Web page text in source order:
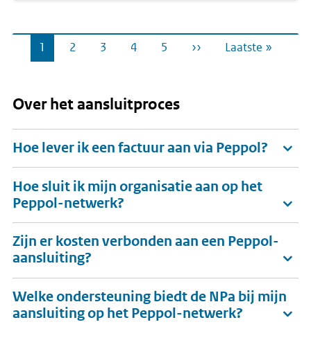
Paginering
Pagina
1 Pagina
2 Pagina
3 Pagina
4 Pagina
5
Volgende
››
Laatste
Laatste »
Over het aansluitproces
Hoe lever ik een factuur aan via Peppol?
Hoe sluit ik mijn organisatie aan op het
Peppol-netwerk?
Zijn er kosten verbonden aan een Peppol-
aansluiting?
Welke ondersteuning biedt de NPa bij mijn
aansluiting op het Peppol-netwerk?